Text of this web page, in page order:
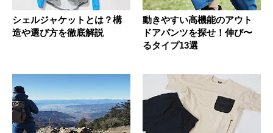
シェルジャケットとは？構
造や選び方を徹底解説
動きやすい高機能のアウト
ドアパンツを探せ！伸び〜
るタイプ13選